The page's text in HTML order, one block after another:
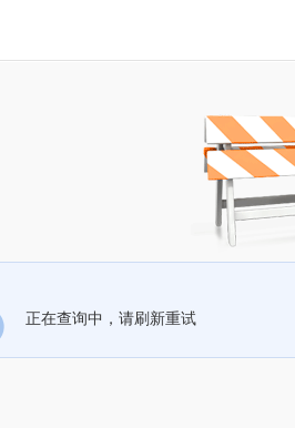
正在查询中，请刷新重试